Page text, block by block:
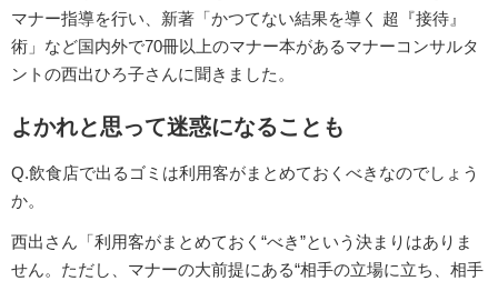
マナー指導を行い、新著「かつてない結果を導く 超『接待』
術」など国内外で70冊以上のマナー本があるマナーコンサルタ
ントの西出ひろ子さんに聞きました。
よかれと思って迷惑になることも
Q.飲食店で出るゴミは利用客がまとめておくべきなのでしょう
か。
西出さん「利用客がまとめておく“べき”という決まりはありま
せん。ただし、マナーの大前提にある“相手の立場に立ち、相手